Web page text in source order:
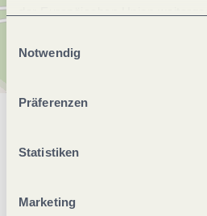
jederzeit widerrufen werden. Mit
ablehnen" kann es zu
Notwendig
Präferenzen
Statistiken
MarketingÖffnungszeiten